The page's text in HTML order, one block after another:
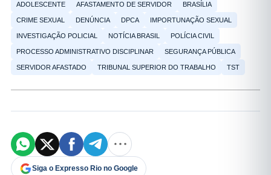
ADOLESCENTE AFASTAMENTO DE SERVIDOR BRASÍLIA
CRIME SEXUAL DENÚNCIA DPCA IMPORTUNAÇÃO SEXUAL
INVESTIGAÇÃO POLICIAL NOTÍCIA BRASIL POLÍCIA CIVIL
PROCESSO ADMINISTRATIVO DISCIPLINAR SEGURANÇA PÚBLICA
SERVIDOR AFASTADO TRIBUNAL SUPERIOR DO TRABALHO TST
Siga o Expresso Rio no Google